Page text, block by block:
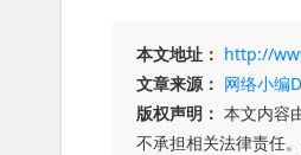
本文地址： http://
文章来源： 网络小编D
版权声明： 本文内容
不承担相关法律责任